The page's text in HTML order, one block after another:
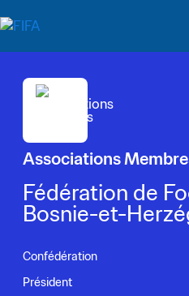
Associations
Fédération de
Bosnie-et-
Confédération
Président